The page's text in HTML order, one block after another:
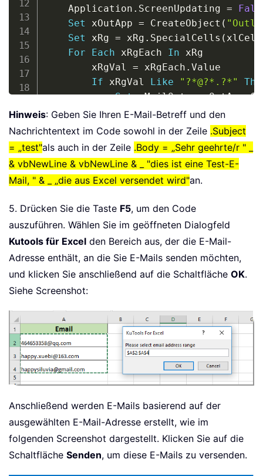
    Application
. ScreenUpdating =
Set xOutApp = CreateObject (
Set xRg = xRg . SpecialCells (
For
Each xRgEach In xRg
        xRgVal
= xRgEach . Value
If xRgVal Like "?*@?*.?*"
Set xMailOut = xOutApp.
With xMailOut
To
xRgVal
.Subject = "Test"
.Body = "Dear " _
& vbNewLine
"This is a
.Display
'.Send
End With
End If
Next
Set xMailOut
    Application
ScreenUpdating =
True
End Sub
Hinweis: Geben Sie Ihren E-Mail-Betreff und den
Nachrichtentext im Code sowohl in der Zeile .Subject
= „test"als auch in der Zeile .Body = „Sehr geehrte/r " _
& vbNewLine & vbNewLine & _ "dies ist eine Test-E-
Mail, " & _ „die aus Excel versendet wird"an.
5. Drücken Sie die Taste F5, um den Code
auszuführen. Wählen Sie im geöffneten Dialogfeld
Kutools für Excel den Bereich aus, der die E-Mail-
Adresse enthält, an die Sie E-Mails senden möchten,
und klicken Sie anschließend auf die Schaltfläche OK.
Siehe Screenshot:
Anschließend werden E-Mails basierend auf der
ausgewählten E-Mail-Adresse erstellt, wie im
folgenden Screenshot dargestellt. Klicken Sie auf die
Schaltfläche Senden, um diese E-Mails zu versenden.